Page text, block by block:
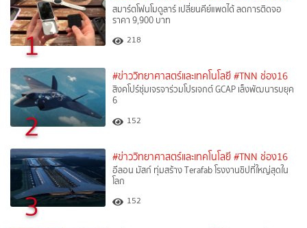
1
สมาร์ตโฟนโมดูลาร์ เปลี่ยนคีย์แพดได้ ลดการติดจอ
ราคา 9,900 บาท
218
2
#ข่าววิทยาศาสตร์และเทคโนโลยี #TNN ช่อง16
สิงคโปร์ซุ่มเจรจาร่วมโปรเจกต์ GCAP เล็งพัฒนารบยุค
6
152
3
#ข่าววิทยาศาสตร์และเทคโนโลยี #TNN ช่อง16
อีลอน มัสก์ ทุ่มสร้าง Terafab โรงงานชิปที่ใหญ่สุดใน
โลก
152